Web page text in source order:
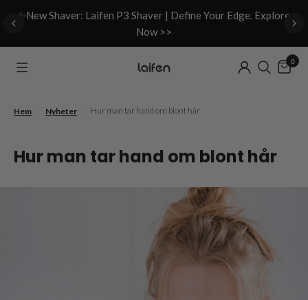
✨New Shaver: Laifen P3 Shaver | Define Your Edge. Explore
Now >>
0
Hem Nyheter Hur man tar hand om blont hår
Hur man tar hand om blont hår